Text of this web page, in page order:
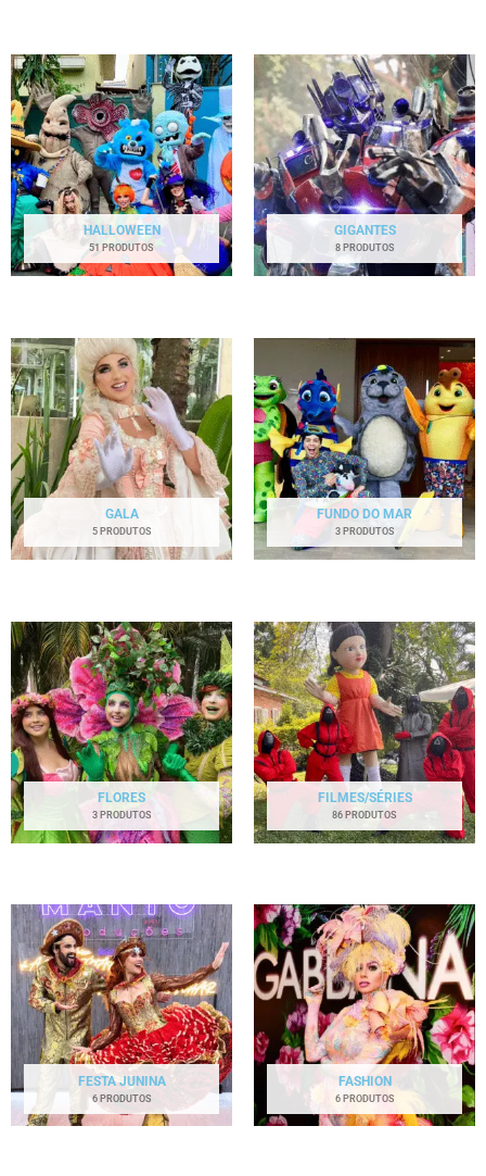
HALLOWEEN
51 PRODUTOS
GIGANTES
8 PRODUTOS
GALA
5 PRODUTOS
FUNDO DO MAR
3 PRODUTOS
FLORES
3 PRODUTOS
FILMES/SÉRIES
86 PRODUTOS
FESTA JUNINA
6 PRODUTOS
FASHION
6 PRODUTOS